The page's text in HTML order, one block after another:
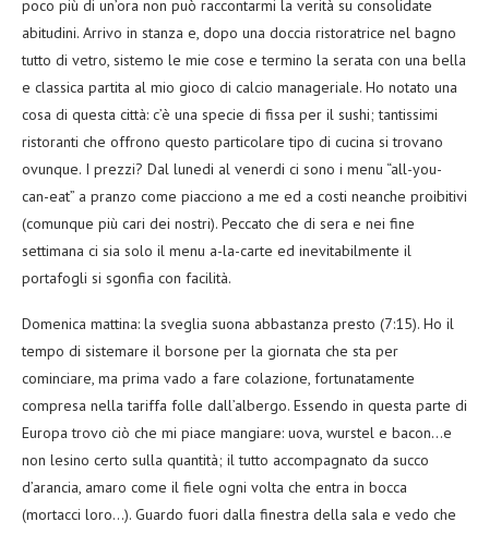
poco più di un’ora non può raccontarmi la verità su consolidate
abitudini. Arrivo in stanza e, dopo una doccia ristoratrice nel bagno
tutto di vetro, sistemo le mie cose e termino la serata con una bella
e classica partita al mio gioco di calcio manageriale. Ho notato una
cosa di questa città: c’è una specie di fissa per il sushi; tantissimi
ristoranti che offrono questo particolare tipo di cucina si trovano
ovunque. I prezzi? Dal lunedi al venerdi ci sono i menu “all-you-
can-eat” a pranzo come piacciono a me ed a costi neanche proibitivi
(comunque più cari dei nostri). Peccato che di sera e nei fine
settimana ci sia solo il menu a-la-carte ed inevitabilmente il
portafogli si sgonfia con facilità.
Domenica mattina: la sveglia suona abbastanza presto (7:15). Ho il
tempo di sistemare il borsone per la giornata che sta per
cominciare, ma prima vado a fare colazione, fortunatamente
compresa nella tariffa folle dall’albergo. Essendo in questa parte di
Europa trovo ciò che mi piace mangiare: uova, wurstel e bacon…e
non lesino certo sulla quantità; il tutto accompagnato da succo
d’arancia, amaro come il fiele ogni volta che entra in bocca
(mortacci loro…). Guardo fuori dalla finestra della sala e vedo che